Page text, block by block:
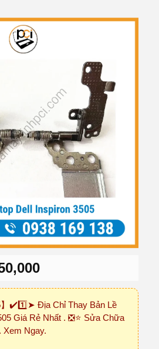
Khoảng
₫150,000
đến
₫450,000
】✔️1️⃣➤ Địa Chỉ Thay Bản Lề
Giá Rẻ Nhất . ❎⭐ Sửa Chữa
Xem Ngay.